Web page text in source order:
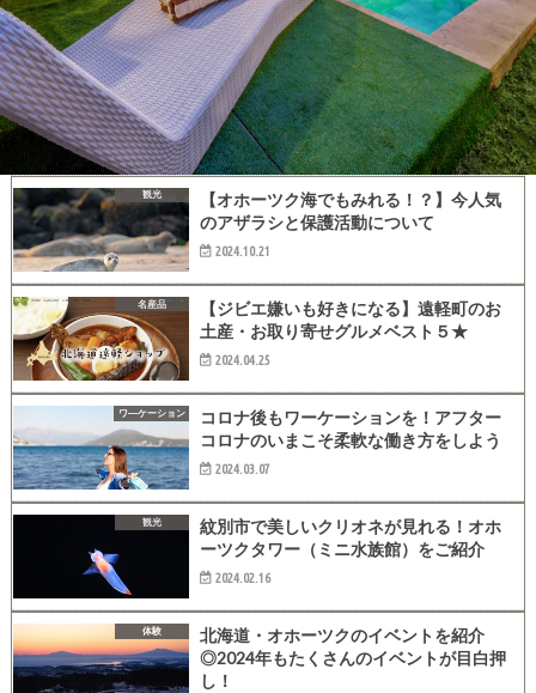
観光
【オホーツク海でもみれる！？】今人気
のアザラシと保護活動について
2024.10.21
名産品
【ジビエ嫌いも好きになる】遠軽町のお
土産・お取り寄せグルメベスト５★
2024.04.25
ワ―ケーション
コロナ後もワーケーションを！アフター
コロナのいまこそ柔軟な働き方をしよう
2024.03.07
観光
紋別市で美しいクリオネが見れる！オホ
ーツクタワー（ミニ水族館）をご紹介
2024.02.16
体験
北海道・オホーツクのイベントを紹介
◎2024年もたくさんのイベントが目白押
し！